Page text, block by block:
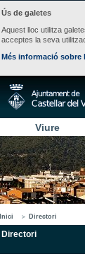
Ús de galetes
Aquest lloc utilitza
acceptes la seva
Més informació sobre
Viure
Inici Directori
Directori